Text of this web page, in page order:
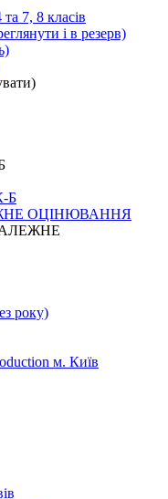
7, 8 класів
і в резерв)
Б
ОЦІНЮВАННЯ
року)
м. Київ